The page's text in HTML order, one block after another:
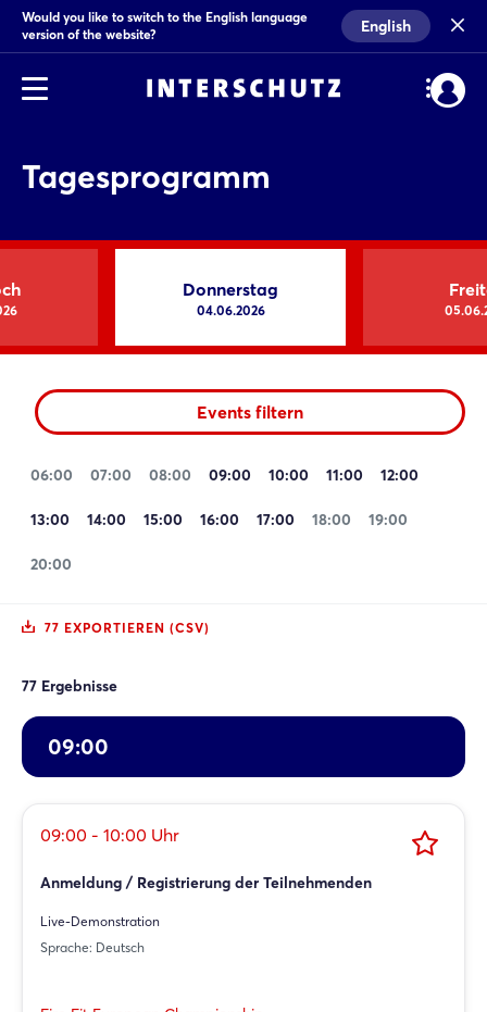
Would you like to switch to the English language
version of the website?
English
Tagesprogramm
Donnerstag
04.06.2026
Events filtern
06:00 07:00 08:00 09:00 10:00 11:00 12:00
13:00 14:00 15:00 16:00 17:00 18:00 19:00
20:00
77 Ergebnisse
77 EXPORTIEREN (CSV)
09:00
09:00 - 10:00 Uhr
Anmeldung / Registrierung der Teilnehmenden
Live-Demonstration
Sprache: Deutsch